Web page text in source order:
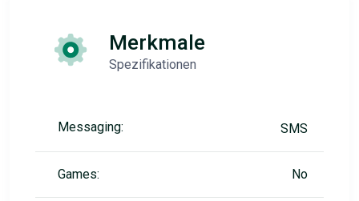
Merkmale
Spezifikationen
Messaging: SMS
Games: No